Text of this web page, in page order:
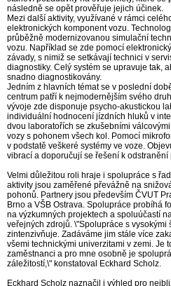
následně se opět prověřuje jejich účinek.
Mezi další aktivity, využívané v rámci
elektronických komponent vozu.
průběžně modernizovanou simulační
vozu. Například se zde pomocí
závady, s nimiž se setkávají technici v
diagnostiky. Celý systém se upravuje tak,
snadno diagnostikovány.
Jedním z hlavních témat se v poslední
centrum patří k nejmodernějším svého
vývoje zde disponuje psycho-akustickou
individuální hodnocení jízdních hluků v
dvou laboratořích se zkušebními
vozy s pohonem všech kol. Pomocí
v podstatě veškeré systémy ve voze.
vibrací a doporučují se řešení k
Velmi důležitou roli hraje i spolupráce s
aktivity jsou zaměřené převážně na
pohonů. Partnery jsou především ČVUT
Brno a VŠB Ostrava. Spolupráce probíhá
na výzkumných projektech a spoluúčastí
veřejných zdrojů. \"Spolupráce s vysokými
zintenzivňuje. Zadáváme jim stále více
všemi technickými univerzitami v zemi. Je
zaměstnanci a pro mne osobně je
záležitostí,\" konstatoval Eckhard Scholz.
Eckhard Scholz naznačil i výhled pro